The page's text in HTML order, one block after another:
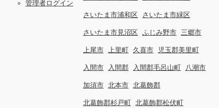
管理者ログイン
さいたま市浦和区 さいたま市緑区
さいたま市見沼区 ふじみ野市 三郷市
上尾市 上里町 久喜市 児玉郡美里町
入間市 入間郡 入間郡毛呂山町 八潮市
加須市 北本市 北葛飾郡
北葛飾郡杉戸町 北葛飾郡松伏町